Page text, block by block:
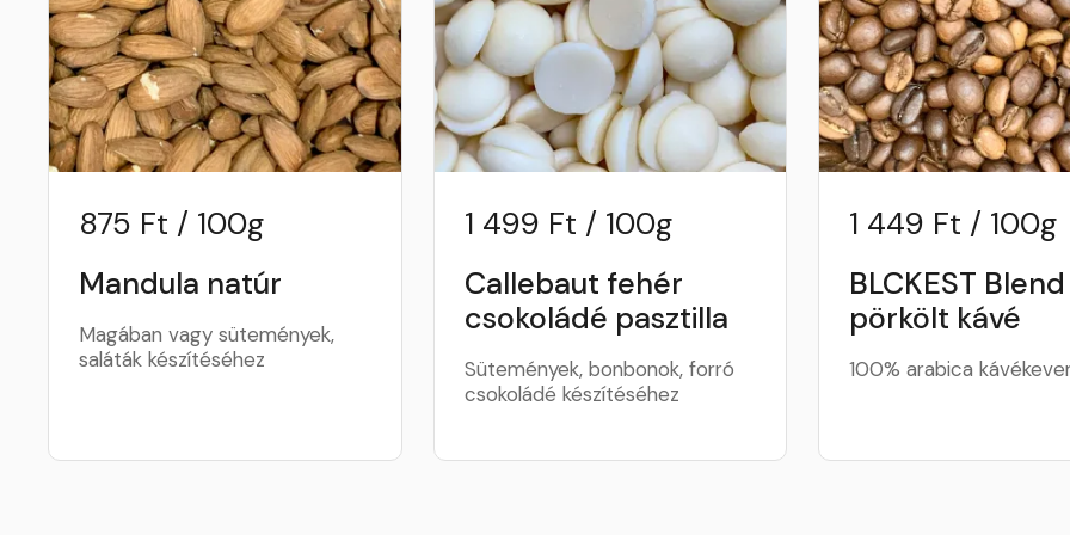
875 Ft / 100g
Mandula natúr
Magában vagy sütemények,
saláták készítéséhez
1 499 Ft / 100g
Callebaut fehér
csokoládé pasztilla
Sütemények, bonbonok, forró
csokoládé készítéséhez
1 449 Ft / 100g
BLCKEST Blend
pörkölt kávé
100% arabica